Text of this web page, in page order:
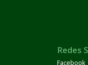
Redes
Facebook